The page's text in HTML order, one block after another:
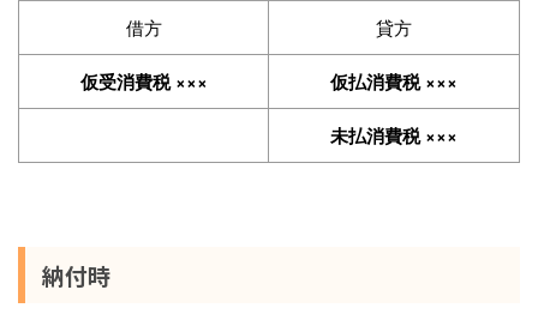
借方 貸方
仮受消費税 ××× 仮払消費税 ×××
未払消費税 ×××
納付時